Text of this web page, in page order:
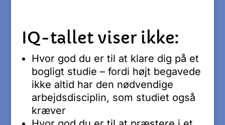
IQ-tallet viser ikke:
Hvor god du er til at klare dig på et
bogligt studie – fordi højt begavede
ikke altid har den nødvendige
arbejdsdisciplin, som studiet også
kræver